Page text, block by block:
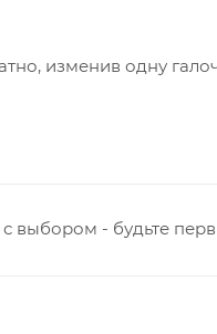
изменив одну
выбором - будьте